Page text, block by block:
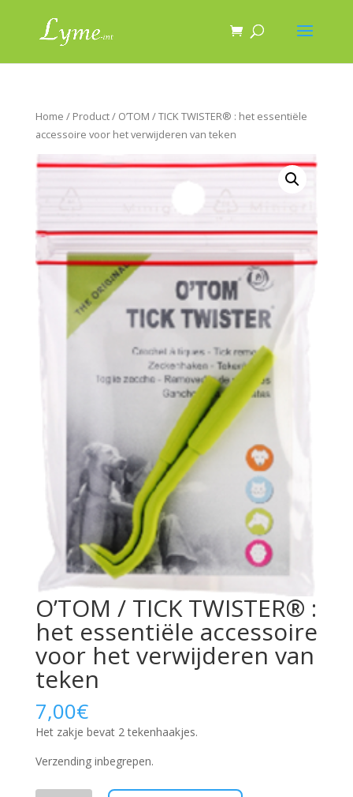
Home / Product/ O’TOM / TICK TWISTER® : het essentiële
accessoire voor het verwijderen van teken
O’TOM / TICK TWISTER® :
het essentiële accessoire
voor het verwijderen van
teken
7,00€
Het zakje bevat 2 tekenhaakjes.
Verzending inbegrepen.